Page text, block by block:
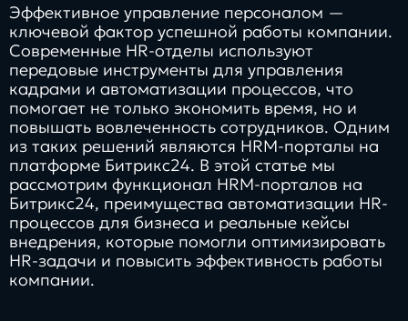
Эффективное управление персоналом —
ключевой фактор успешной работы компании.
Современные HR-отделы используют
передовые инструменты для управления
кадрами и автоматизации процессов, что
помогает не только экономить время, но и
повышать вовлеченность сотрудников. Одним
из таких решений являются HRM-порталы на
платформе Битрикс24. В этой статье мы
рассмотрим функционал HRM-порталов на
Битрикс24, преимущества автоматизации HR-
процессов для бизнеса и реальные кейсы
внедрения, которые помогли оптимизировать
HR-задачи и повысить эффективность работы
компании.